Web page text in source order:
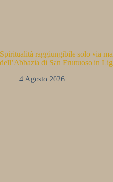
Spiritualità raggiungibile solo via
dell’Abbazia di San Fruttuoso in
4 Agosto 2026